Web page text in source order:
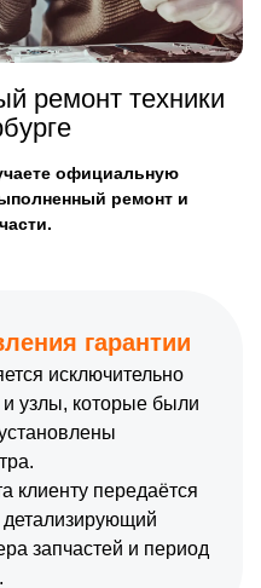
ремонт техники
официальную
ремонт и
гарантии
исключительно
узлы, которые были
клиенту передаётся
детализирующий
запчастей и период